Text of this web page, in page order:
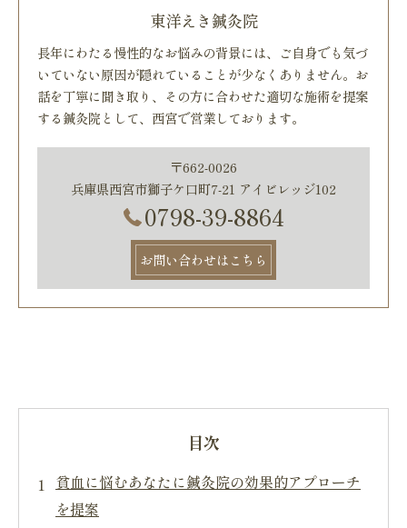
東洋えき鍼灸院
長年にわたる慢性的なお悩みの背景には、ご自身でも気づ
いていない原因が隠れていることが少なくありません。お
話を丁寧に聞き取り、その方に合わせた適切な施術を提案
する鍼灸院として、西宮で営業しております。
〒662-0026
兵庫県西宮市獅子ケ口町7-21 アイビレッジ102
0798-39-8864
お問い合わせはこちら
目次
貧血に悩むあなたに鍼灸院の効果的アプローチ
を提案